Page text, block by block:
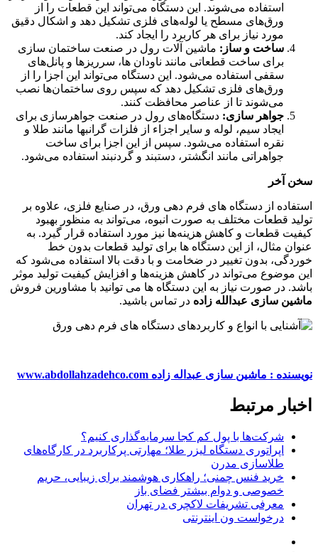
استفاده می‌شوند. این دستگاه می‌تواند این قطعات را از
ورق‌های مسطح یا لوله‌های فلزی تشکیل دهد و اشکال دقیق
مورد نیاز برای هر کاربرد را ایجاد کند.
ساخت و ساز: ماشین آلات رول در صنعت ساختمان سازی
برای ساخت قطعاتی مانند ناودان ها، سرریزها و پانل‌های
سقفی استفاده می‌شود. این دستگاه می‌تواند این اجزا را از
ورق‌های فلزی تشکیل دهد که سپس روی ساختمان‌ها نصب
می‌شوند تا از عناصر محافظت کنند.
جواهر سازی: دستگاه‌های رول در صنعت جواهرسازی برای
ایجاد سیم، لوله و سایر اجزاء از فلزات گرانبها مانند طلا و
نقره استفاده می‌شود. سپس از این اجزا برای ساخت
جواهراتی مانند انگشتر، دستبند و گردنبند استفاده می‌شود.
سخن آخر
استفاده از دستگاه های فرم دهی ورق، در صنایع فلزی، علاوه بر
تولید قطعات مختلف به صورت انبوه، می‌تواند به منظور بهبود
کیفیت قطعات و کاهش هزینه‌ها نیز مورد استفاده قرار گیرد. به
عنوان مثال، از این دستگاه ها برای تولید قطعات بدون خط
خوردگی، بدون تغییر در ضخامت و با دقت بالا استفاده می‌شود که
این موضوع می‌تواند در کاهش هزینه‌ها و افزایش کیفیت تولید موثر
باشد. در صورت نیاز به این دستگاه ها می توانید با مشاورین فروش
ماشین سازی عبدالله زاده در تماس باشید.
نویسنده : ماشین سازی عبداله زاده www.abdollahzadehco.com
اخبار مرتبط
شرکت‌ها با پول کم کجا سرمایه‌گذاری کنیم؟
اپراتوری دستگاه لیزر طلا؛ مهارتی پرکاربرد در کارگاه‌های
طلاسازی مدرن
خرید فنس چمنی؛ راهکاری هوشمند برای زیبایی، حریم
خصوصی و دوام بیشتر فضای باز
معرفی تشریفات لاکچری در تهران
درخواست ون اینترنتی